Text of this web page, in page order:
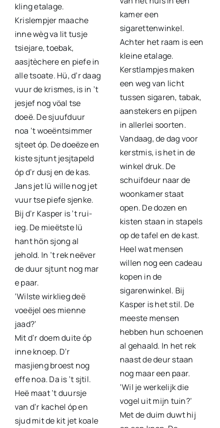
kling etalage.
Krislempjer maache
inne wèg va lit tusje
tsiejare, toebak,
aasjtèchere en piefe in
alle tsoate. Hü, d’r daag
vuur de krismes, is in ’t
jesjef nog vöal tse
doeë. De sjuufduur
noa ’t woeëntsimmer
sjteet óp. De doeëze en
kiste sjtunt jesjtapeld
óp d’r dusj en de kas.
Jans jet lü wille nog jet
vuur tse piefe sjenke.
Bij d’r Kasper is ’t rui-
ieg. De mieëtste lü
hant hön sjong al
jehold. In ’t rek neëver
de duur sjtunt nog mar
e paar.
‘Wilste wirklieg deë
voeëjel oes mienne
jaad?’
Mit d’r doem duite óp
inne knoep. D’r
masjieng broest nog
effe noa. Da is ’t sjtil.
Heë maat ’t duursje
van d’r kachel óp en
sjud mit de kit jet koale
kamer een
sigarettenwinkel.
Achter het raam is een
kleine etalage.
Kerstlampjes maken
een weg van licht
tussen sigaren, tabak,
aanstekers en pijpen
in allerlei soorten.
Vandaag, de dag voor
kerstmis, is het in de
winkel druk. De
schuifdeur naar de
woonkamer staat
open. De dozen en
kisten staan in stapels
op de tafel en de kast.
Heel wat mensen
willen nog een cadeau
kopen in de
sigarenwinkel. Bij
Kasper is het stil. De
meeste mensen
hebben hun schoenen
al gehaald. In het rek
naast de deur staan
nog maar een paar.
‘Wil je werkelijk die
vogel uit mijn tuin?’
Met de duim duwt hij